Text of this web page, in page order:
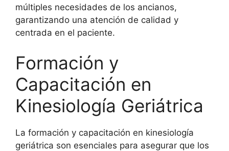
múltiples necesidades de los ancianos,
garantizando una atención de calidad y
centrada en el paciente.
Formación y
Capacitación en
Kinesiología Geriátrica
La formación y capacitación en kinesiología
geriátrica son esenciales para asegurar que los